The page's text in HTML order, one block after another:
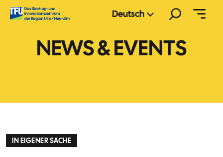
Zum
Inhalt
Deutsch
NEWS & EVENTS
IN EIGENER SACHE